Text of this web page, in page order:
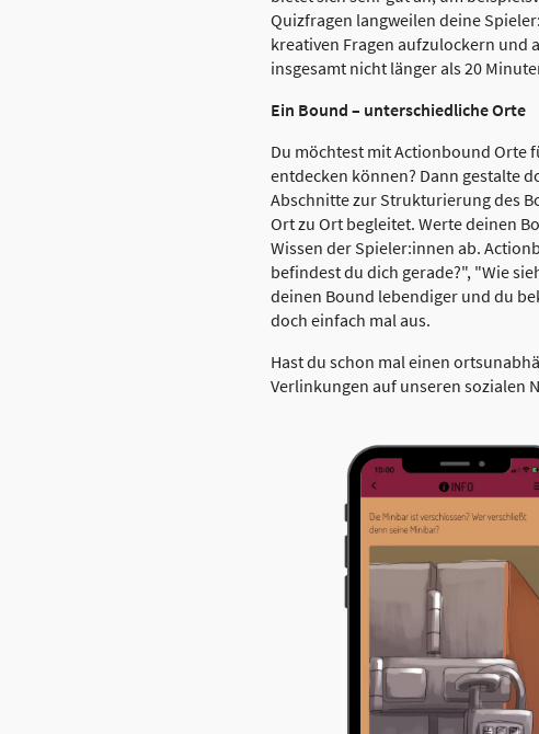
Quizfragen langweilen deine
kreativen Fragen aufzulockern und
insgesamt nicht länger als 20
Ein Bound – unterschiedliche Orte
Du möchtest mit Actionbound Orte
entdecken können? Dann gestalte
Abschnitte zur Strukturierung des
Ort zu Ort begleitet. Werte deinen
Wissen der Spieler:innen ab.
befindest du dich gerade?", "Wie
deinen Bound lebendiger und du
doch einfach mal aus.
Hast du schon mal einen
Verlinkungen auf unseren sozialen